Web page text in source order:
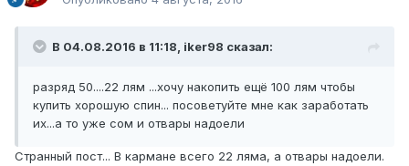
В 04.08.2016 в 11:18, iker98 сказал:
разряд 50....22 лям ...хочу накопить ещё 100 лям чтобы
купить хорошую спин... посоветуйте мне как заработать
их...а то уже сом и отвары надоели
Странный пост... В кармане всего 22 ляма, а отвары надоели.